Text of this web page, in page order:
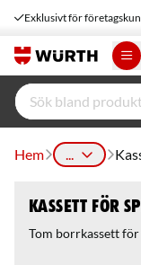
Exklusivt för
Hem ...
Kassett för
Tom borrkassett